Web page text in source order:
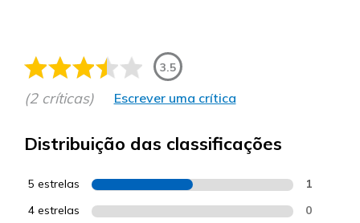
3.5
(2 críticas) Escrever uma crítica
Distribuição das classificações
5 estrelas 1
4 estrelas 0